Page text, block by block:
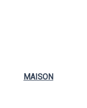
MAISON